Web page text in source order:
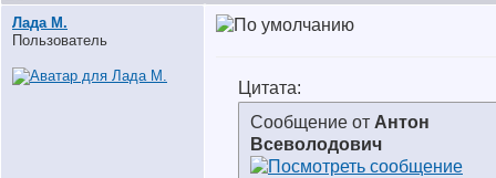
Лада М.
Пользователь
Цитата:
Сообщение от Антон
Всеволодович